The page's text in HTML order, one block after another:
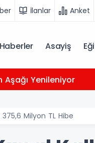
İlanlar Anket
Asayiş
Yenileniyor
375,6 Milyon TL Hibe